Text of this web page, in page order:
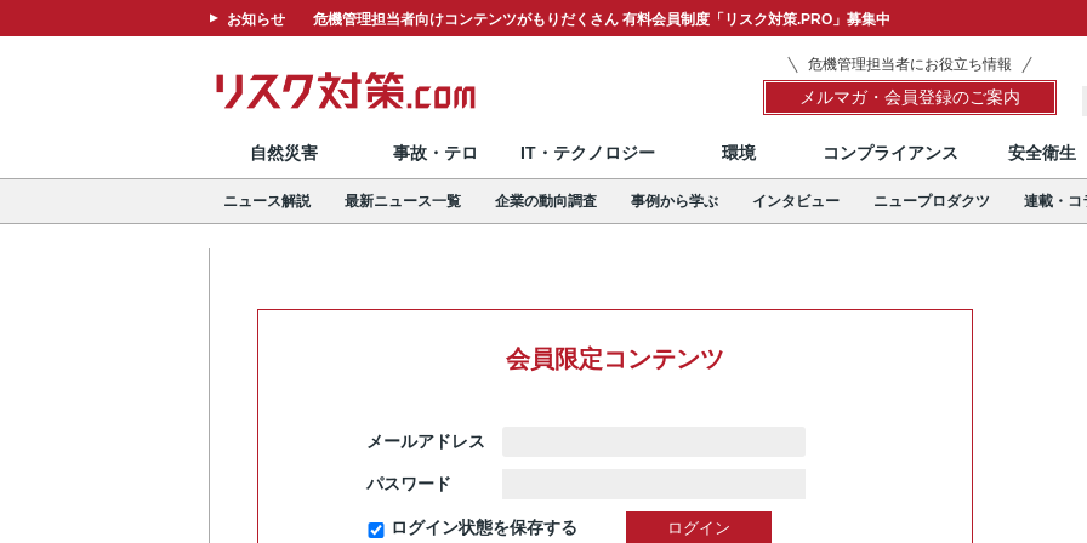
お知らせ 危機管理担当者向けコンテンツがもりだくさん 有料会員制度「リスク対策.PRO」募集中
危機管理担当者にお役立ち情報
メルマガ・会員登録のご案内
自然災害 事故・テロ IT・テクノロジー 環境 コンプライアンス 安全衛生
ニュース解説 最新ニュース一覧 企業の動向調査 事例から学ぶ インタビュー ニュープロダクツ 連載・コ
会員限定コンテンツ
メールアドレス
パスワード
ログイン状態を保存する